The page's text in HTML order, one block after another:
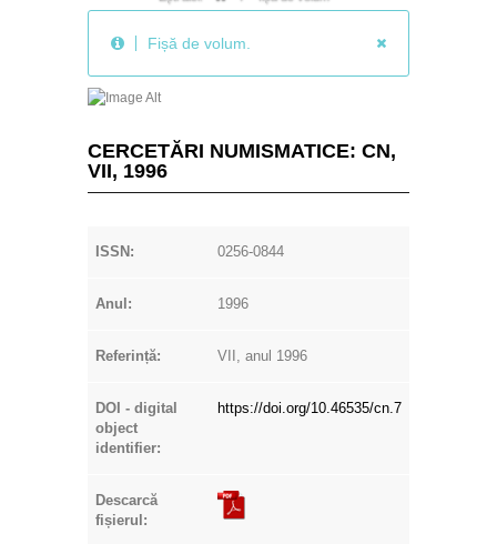
Fișă de volum.
CERCETĂRI NUMISMATICE: CN,
VII, 1996
ISSN: 0256-0844
Anul: 1996
Referință: VII, anul 1996
DOI - digital
object
identifier:
https://doi.org/10.46535/cn.7
Descarcă
fișierul: